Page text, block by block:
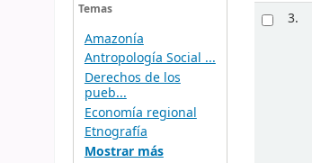
Temas
Amazonía
Antropología Social ...
Derechos de los
pueb...
Economía regional
Etnografía
Mostrar más
3.